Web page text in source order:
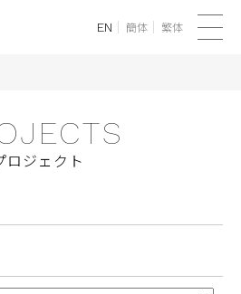
EN 簡体 繁体
ロジェクト